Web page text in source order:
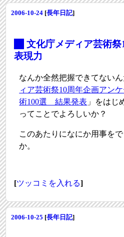
2006-10-24 [長年日記]
文化庁メディア芸術
表現力
なんか全然把握できてない
ィア芸術祭10周年企画アン
術100選 結果発表 」をはじ
ってことでよろしいか？
このあたりになにか用事を
か。
[ツッコミを入れる]
2006-10-25 [長年日記]